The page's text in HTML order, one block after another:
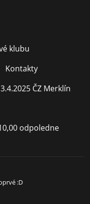
klubu
Kontakty
ČZ Merklín
odpoledne
:D